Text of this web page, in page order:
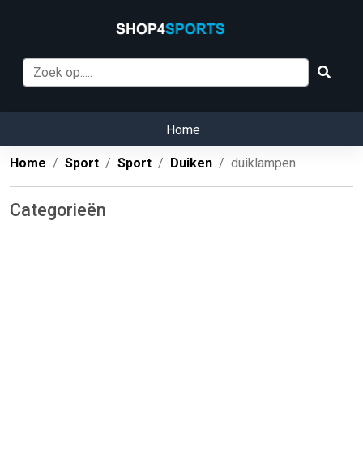
Home
Home Sport Sport Duiken duiklampen
Categorieën